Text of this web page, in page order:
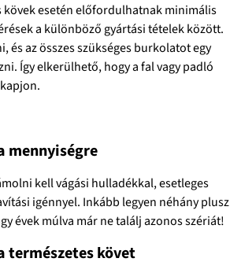
kövek esetén előfordulhatnak minimális
a különböző gyártási tételek között.
és az összes szükséges burkolatot egy
Így elkerülhető, hogy a fal vagy padló
mennyiségre
kell vágási hulladékkal, esetleges
igénnyel. Inkább legyen néhány plusz
évek múlva már ne találj azonos szériát!
természetes követ